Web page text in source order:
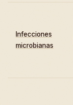
Infecciones
microbianas